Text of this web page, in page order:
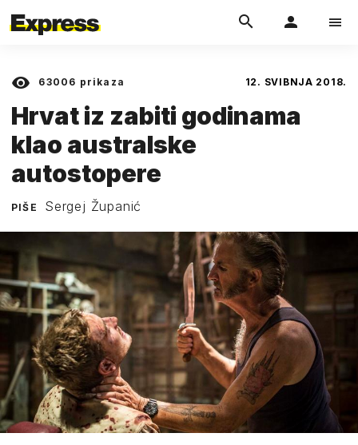
63006 prikaza 12. SVIBNJA 2018.
Hrvat iz zabiti godinama
klao australske
autostopere
PIŠE Sergej Županić